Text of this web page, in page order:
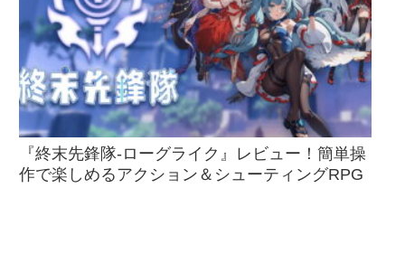
『終末先鋒隊-ローグライク』レビュー！簡単操
作で楽しめるアクション＆シューティングRPG